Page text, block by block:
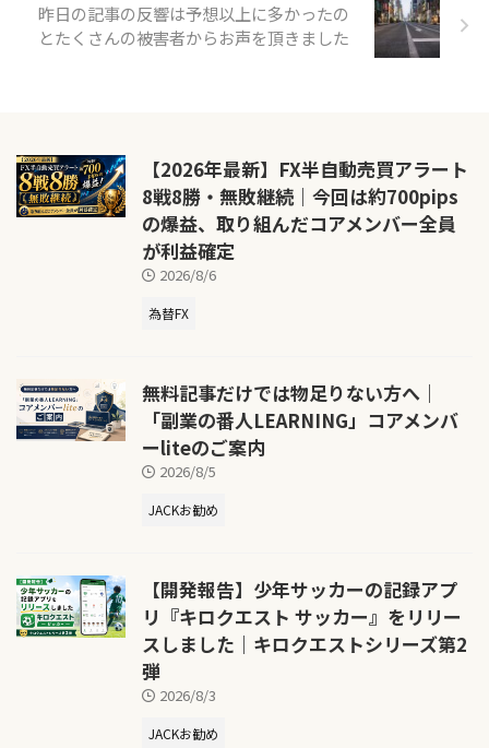
昨日の記事の反響は予想以上に多かったの
とたくさんの被害者からお声を頂きました
【2026年最新】FX半自動売買アラート
8戦8勝・無敗継続｜今回は約700pips
の爆益、取り組んだコアメンバー全員
が利益確定
2026/8/6
為替FX
無料記事だけでは物足りない方へ｜
「副業の番人LEARNING」コアメンバ
ーliteのご案内
2026/8/5
JACKお勧め
【開発報告】少年サッカーの記録アプ
リ『キロクエスト サッカー』をリリー
スしました｜キロクエストシリーズ第2
弾
2026/8/3
JACKお勧め